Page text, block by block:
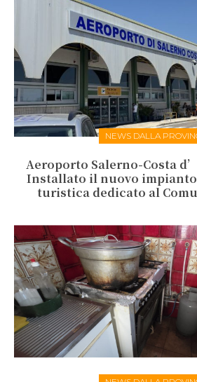
NEWS DALLA
Aeroporto Salerno-Costa
Installato il nuovo
turistica dedicato al